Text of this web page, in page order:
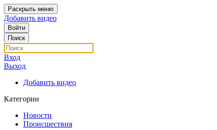
Раскрыть меню
Добавить видео
Войти
Поиск
Вход
Выход
Добавить видео
Категории
Новости
Происшествия